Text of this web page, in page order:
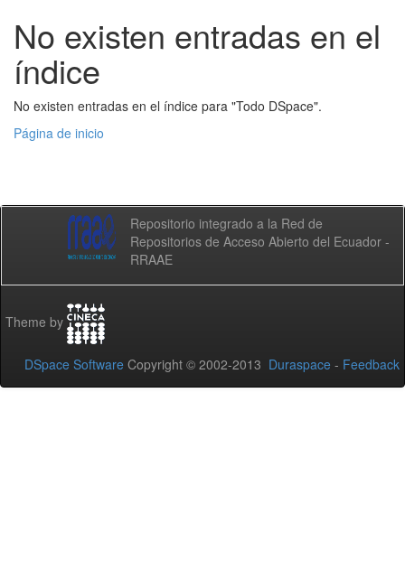
No existen entradas en el
índice
No existen entradas en el índice para "Todo DSpace".
Página de inicio
Repositorio integrado a la Red de
Repositorios de Acceso Abierto del Ecuador -
RRAAE
Theme by
DSpace Software Copyright © 2002-2013 Duraspace - Feedback